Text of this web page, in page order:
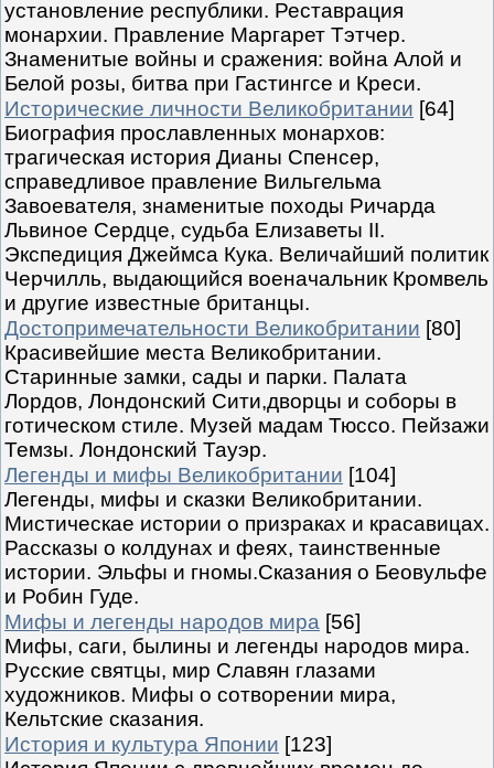
установление республики. Реставрация
монархии. Правление Маргарет Тэтчер.
Знаменитые войны и сражения: война Алой и
Белой розы, битва при Гастингсе и Креси.
Исторические личности Великобритании [64]
Биография прославленных монархов:
трагическая история Дианы Спенсер,
справедливое правление Вильгельма
Завоевателя, знаменитые походы Ричарда
Львиное Сердце, судьба Елизаветы II.
Экспедиция Джеймса Кука. Величайший политик
Черчилль, выдающийся военачальник Кромвель
и другие известные британцы.
Достопримечательности Великобритании [80]
Красивейшие места Великобритании.
Старинные замки, сады и парки. Палата
Лордов, Лондонский Сити,дворцы и соборы в
готическом стиле. Музей мадам Тюссо. Пейзажи
Темзы. Лондонский Тауэр.
Легенды и мифы Великобритании [104]
Легенды, мифы и сказки Великобритании.
Мистическае истории о призраках и красавицах.
Рассказы о колдунах и феях, таинственные
истории. Эльфы и гномы.Сказания о Беовульфе
и Робин Гуде.
Мифы и легенды народов мира [56]
Мифы, саги, былины и легенды народов мира.
Русские святцы, мир Славян глазами
художников. Мифы о сотворении мира,
Кельтские сказания.
История и культура Японии [123]